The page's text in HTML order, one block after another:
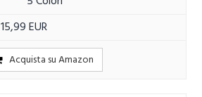
15,99 EUR
Acquista su Amazon